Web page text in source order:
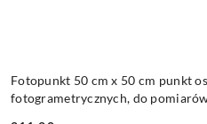
Fotopunkt 50 cm x 50 cm punkt
fotogrametrycznych, do